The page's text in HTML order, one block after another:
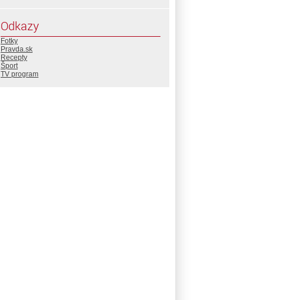
Odkazy
Fotky
Pravda.sk
Recepty
Šport
TV program